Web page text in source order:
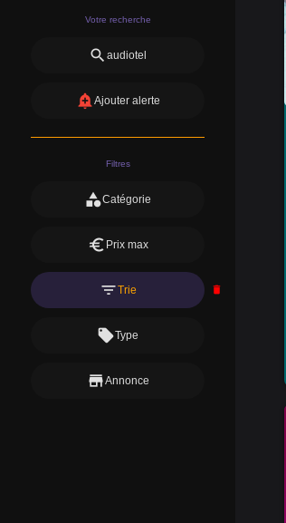
Votre recherche
search audiotel
add_alertAjouter alerte
Filtres
categoryCatégorie
euro Prix max
filter_listTrie delete
local_offerType
storeAnnonce